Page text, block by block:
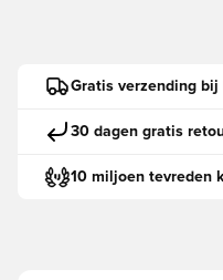
Gratis verzending
30 dagen gratis
10 miljoen tevreden